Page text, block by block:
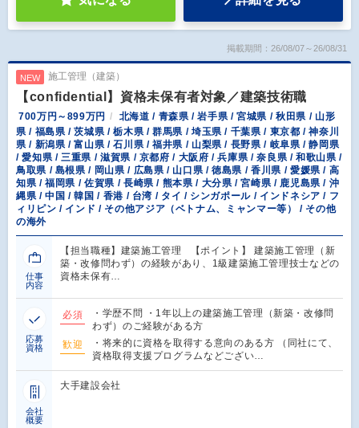
掲載期間：26/08/07～26/08/31
NEW 施工管理（建築）
【confidential】資格未保有者対象／建築技術職
700万円～899万円
北海道 / 青森県 / 岩手県 / 宮城県 / 秋田県 / 山形
県 / 福島県 / 茨城県 / 栃木県 / 群馬県 / 埼玉県 / 千葉県 / 東京都 / 神奈川
県 / 新潟県 / 富山県 / 石川県 / 福井県 / 山梨県 / 長野県 / 岐阜県 / 静岡県
/ 愛知県 / 三重県 / 滋賀県 / 京都府 / 大阪府 / 兵庫県 / 奈良県 / 和歌山県 /
鳥取県 / 島根県 / 岡山県 / 広島県 / 山口県 / 徳島県 / 香川県 / 愛媛県 / 高
知県 / 福岡県 / 佐賀県 / 長崎県 / 熊本県 / 大分県 / 宮崎県 / 鹿児島県 / 沖
縄県 / 中国 / 韓国 / 香港 / 台湾 / タイ / シンガポール / インドネシア / フ
ィリピン / インド / その他アジア（ベトナム、ミャンマー等） / その他
の海外
仕事
内容
【担当職種】建築施工管理 【ポイント】 建築施工管理（新
築・改修問わず）の経験があり、1級建築施工管理技士などの
資格未保有…
応募
資格
必須
・学歴不問 ・1年以上の建築施工管理（新築・改修問
わず）のご経験がある方
歓迎
・将来的に資格を取得する意向のある方 （同社にて、
資格取得支援プログラムなどござい…
会社
概要
大手建設会社